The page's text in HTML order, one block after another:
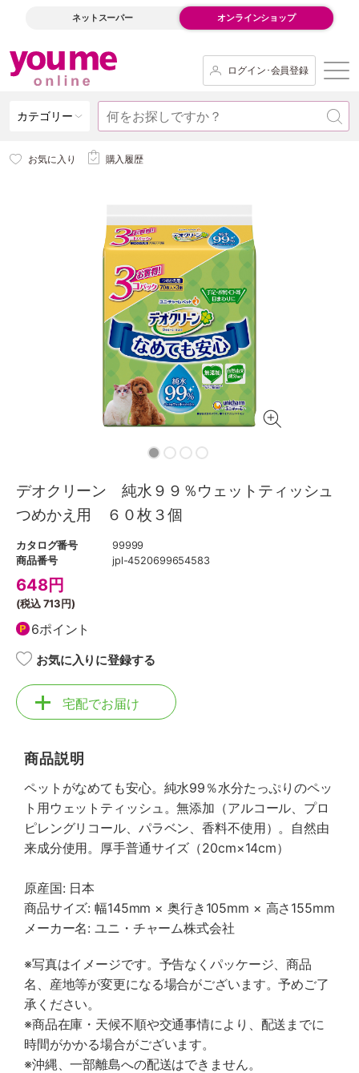
ネットスーパー オンラインショップ
ログイン･会員登録
カテゴリー
お気に入り 購入履歴
デオクリーン 純水９９％ウェットティッシュ
つめかえ用 ６０枚３個
カタログ番号
99999
商品番号
jpl-4520699654583
648円
(税込713円)
6ポイント
お気に入りに登録する
宅配でお届け
商品説明
ペットがなめても安心。純水99％水分たっぷりのペッ
ト用ウェットティッシュ。無添加（アルコール、プロ
ピレングリコール、パラベン、香料不使用）。自然由
来成分使用。厚手普通サイズ（20cm×14cm）
原産国: 日本
商品サイズ: 幅145mm × 奥行き105mm × 高さ155mm
メーカー名: ユニ・チャーム株式会社
※写真はイメージです。予告なくパッケージ、商品
名、産地等が変更になる場合がございます。予めご了
承ください。
※商品在庫・天候不順や交通事情により、配送までに
時間がかかる場合がございます。
※沖縄、一部離島への配送はできません。